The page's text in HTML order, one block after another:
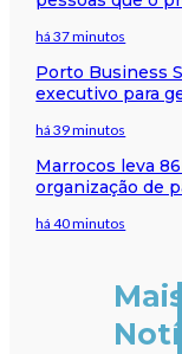
há 37 minutos
Porto Business
executivo para
há 39 minutos
Marrocos leva
organização de
há 40 minutos
Mais